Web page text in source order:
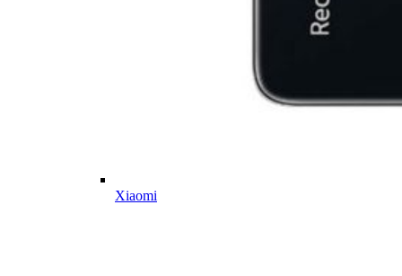
Xiaomi